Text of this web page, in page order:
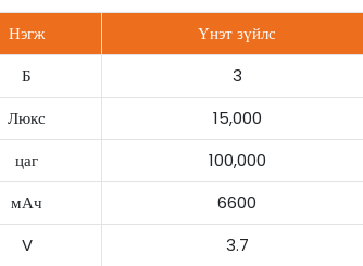
Нэгж
Үнэт зүйлс
Б
3
Люкс
15,000
цаг
100,000
мАч
6600
V
3.7